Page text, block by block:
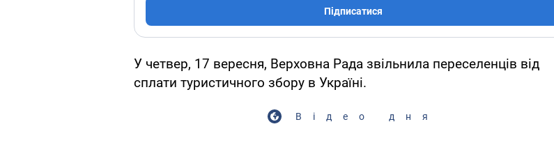
Підписатися
У четвер, 17 вересня, Верховна Рада звільнила переселенців від
сплати туристичного збору в Україні.
Відео дня